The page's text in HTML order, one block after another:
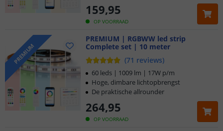
OP VOORRAAD
159,95
PREMIUM
PREMIUM | RGBWW led strip
Complete set | 10 meter
(71 reviews)
OP VOORRAAD
264,95
60 leds | 1009 lm | 17W p/m
Hoge, dimbare lichtopbrengst
De praktische allrounder